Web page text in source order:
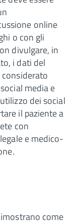
online
o con gli
divulgare, in
i dati del
considerato
media e
dei social
il paziente a
con
e medico-
come